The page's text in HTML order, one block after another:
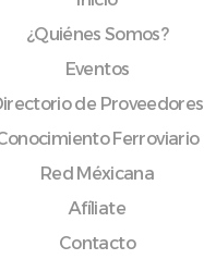
¿Quiénes Somos?
Eventos
de Proveedores
Ferroviario
Red Méxicana
Afíliate
Contacto